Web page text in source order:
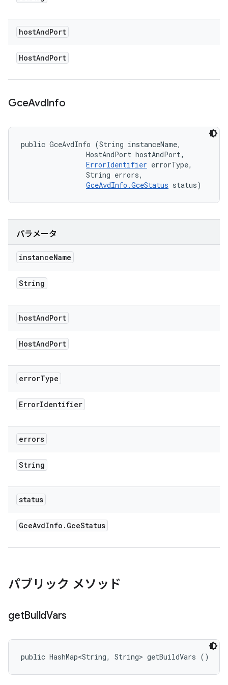
hostAndPort
HostAndPort
GceAvdInfo
public GceAvdInfo (String instanceName,
                HostAndPort hostAndPort,
ErrorIdentifier errorType,
                String errors,
GceAvdInfo.GceStatus status)
パラメータ
instanceName
String
hostAndPort
HostAndPort
errorType
ErrorIdentifier
errors
String
status
GceAvdInfo . GceStatus
パブリック メソッド
getBuildVars
public HashMap<String, String> getBuildVars ()